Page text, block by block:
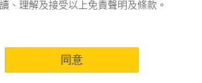
格理集團並無核實所有網站內容，故就閣下的
何其後變為明顯失實之地方。網站內容所載的
、理解及接受以上免責聲明及條款。
同意